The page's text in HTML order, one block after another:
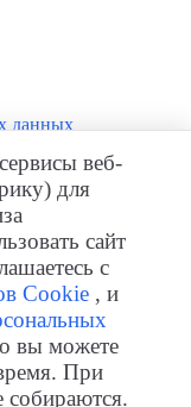
данных
веб-
для
сайт
с
Cookie , и
вы можете
При
собираются.